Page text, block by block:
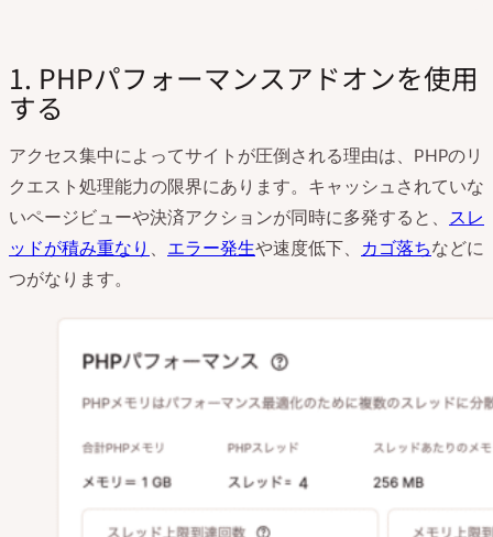
1. PHPパフォーマンスアドオンを使用
する
アクセス集中によってサイトが圧倒される理由は、PHPのリ
クエスト処理能力の限界にあります。キャッシュされていな
いページビューや決済アクションが同時に多発すると、 スレ
ッドが積み重なり 、 エラー発生や速度低下、 カゴ落ちなどに
つがなります。